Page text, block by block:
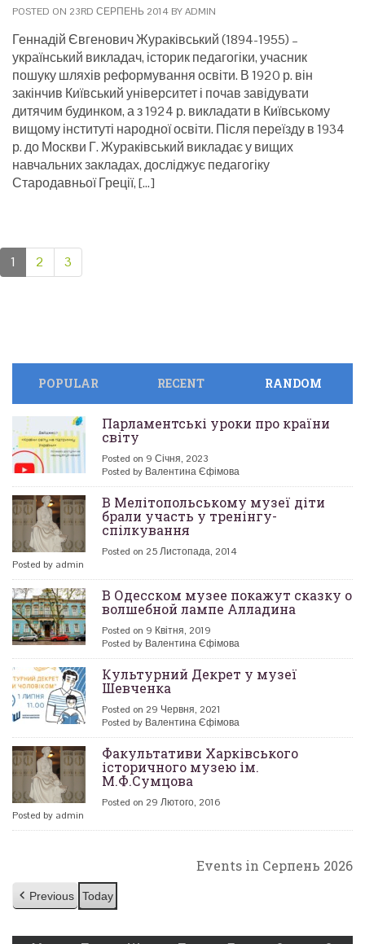
POSTED ON 23RD СЕРПЕНЬ 2014 BY ADMIN
Геннадій Євгенович Жураківський (1894-1955) –
український викладач, історик педагогіки, учасник
пошуку шляхів реформування освіти. В 1920 р. він
закінчив Київський університет і почав завідувати
дитячим будинком, а з 1924 р. викладати в Київському
вищому інституті народної освіти. Після переїзду в 1934
р. до Москви Г. Жураківський викладає у вищих
навчальних закладах, досліджує педагогіку
Стародавньої Греції, […]
1 2 3
POPULAR RECENT RANDOM
Парламентські уроки про країни
світу
Posted on 9 Січня, 2023
Posted by Валентина Єфімова
В Мелітопольському музеї діти
брали участь у тренінгу-
спілкування
Posted on 25 Листопада, 2014
Posted by admin
В Одесском музее покажут сказку о
волшебной лампе Алладина
Posted on 9 Квітня, 2019
Posted by Валентина Єфімова
Культурний Декрет у музеї
Шевченка
Posted on 29 Червня, 2021
Posted by Валентина Єфімова
Факультативи Харківського
історичного музею ім.
М.Ф.Сумцова
Posted on 29 Лютого, 2016
Posted by admin
Events in Серпень 2026
Previous Today